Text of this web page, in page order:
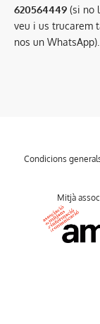
620564449 (si no
veu i us trucarem
nos un WhatsApp).
Condicions
Mitjà